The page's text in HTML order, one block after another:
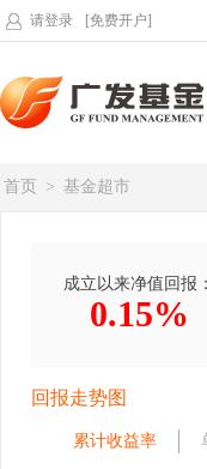
请登录 [免费开户]
首页 > 基金超市
成立以来净值回报：
0.15%
回报走势图
累计收益率